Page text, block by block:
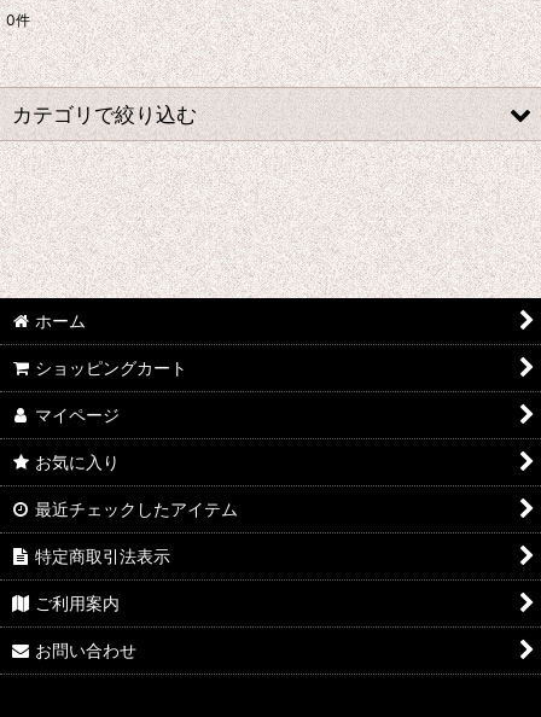
表示数:
並び順:
絞り込む
0件
カテゴリで絞り込む
さ行 コスプレ衣装 (全商品)
千銃士
戦刻ナイトブラッド
ゾンビランドサガ
ジョジョの奇妙な冒険
さばげぶっ!
スーパーマリオブラザーズ
食戟のソーマ
サンタ コスプレ衣装
ホーム
ショッピングカート
マイページ
お気に入り
最近チェックしたアイテム
特定商取引法表示
ご利用案内
お問い合わせ